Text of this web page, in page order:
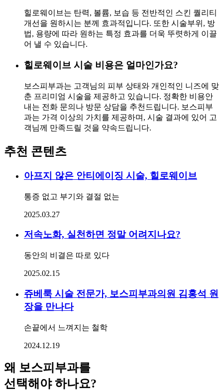
힐로웨이브는 탄력, 볼륨, 보습 등 전반적인 스킨 퀄리티
개선을 원하시는 분께 효과적입니다. 또한 시술부위, 방
법, 용량에 따라 원하는 특정 효과를 더욱 뚜렷하게 이끌
어 낼 수 있습니다.
힐로웨이브 시술 비용은 얼마인가요?
보스피부과는 고객님의 피부 상태와 개인적인 니즈에 맞
춘 프리미엄 시술을 제공하고 있습니다. 정확한 비용안
내는 전화 문의나 방문 상담을 추천드립니다. 보스피부
과는 가격 이상의 가치를 제공하며, 시술 결과에 있어 고
객님께 만족드릴 것을 약속드립니다.
추천 콘텐츠
아프지 않은 안티에이징 시술, 힐로웨이브
통증 없고 부기와 결절 없는
2025.03.27
저속노화, 실천하면 정말 어려지나요?
동안의 비결은 따로 있다
2025.02.15
쥬베룩 시술 전문가, 보스피부과의원 김홍석 원
장을 만나다
손끝에서 느껴지는 철학
2024.12.19
왜 보스피부과를
선택해야 하나요?